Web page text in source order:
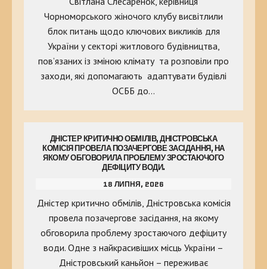
Чорноморського жіночого клубу висвітлили
блок питань щодо ключових викликів для
України у секторі житлового будівництва,
пов’язаних із зміною клімату та розповіли про
заходи, які допомагають адаптувати будівлі
ОСББ до…
ДНІСТЕР КРИТИЧНО ОБМІЛІВ, ДНІСТРОВСЬКА
КОМІСІЯ ПРОВЕЛА ПОЗАЧЕРГОВЕ ЗАСІДАННЯ, НА
ЯКОМУ ОБГОВОРИЛА ПРОБЛЕМУ ЗРОСТАЮЧОГО
ДЕФІЦИТУ ВОДИ.
18 ЛИПНЯ, 2026
Дністер критично обмілів, Дністровська комісія
провела позачергове засідання, на якому
обговорила проблему зростаючого дефіциту
води. Одне з найкрасивіших місць України –
Дністровський каньйон – переживає